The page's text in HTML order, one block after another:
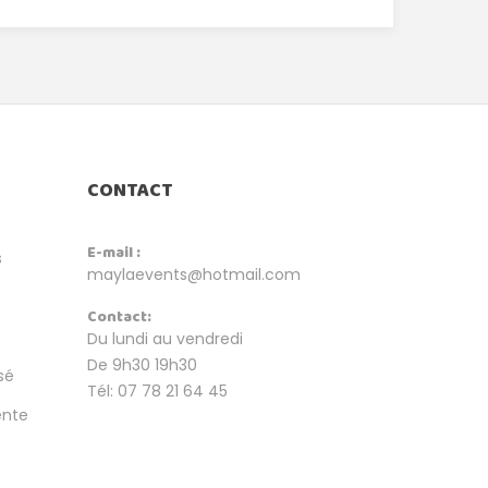
CONTACT
E-mail :
maylaevents@hotmail.com
Contact:
Du lundi au vendredi
De 9h30 19h30
Tél: 07 78 21 64 45